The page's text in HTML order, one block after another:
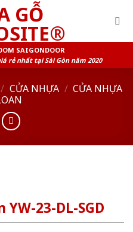
SAIGONDOOR
rẻ nhất tại Sài Gòn năm 2020
/ CỬA NHỰA / CỬA NHỰA
23-DL-SGD